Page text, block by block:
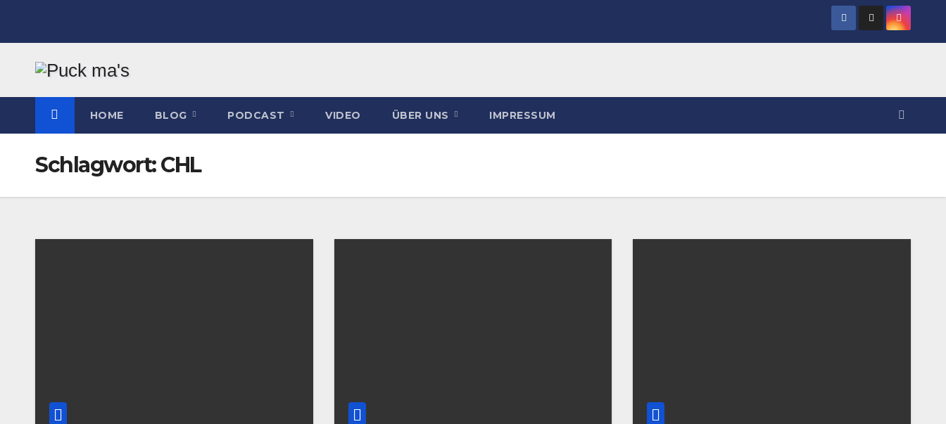
HOME BLOG PODCAST VIDEO ÜBER UNS IMPRESSUM
Schlagwort:CHL